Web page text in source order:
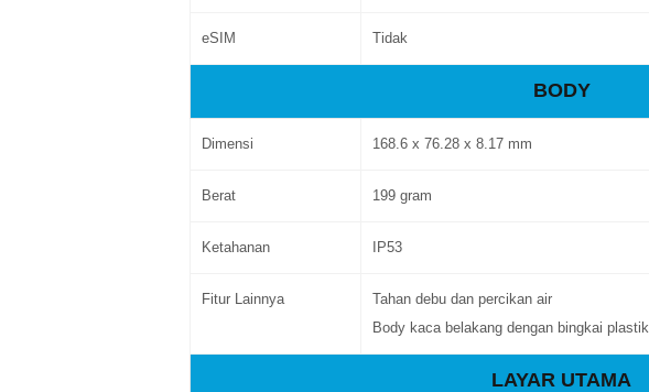
eSIM Tidak
BODY
Dimensi 168.6 x 76.28 x 8.17 mm
Berat 199 gram
Ketahanan IP53
Fitur Lainnya
Tahan debu dan percikan air
Body kaca belakang dengan bingkai plastik
LAYAR UTAMA